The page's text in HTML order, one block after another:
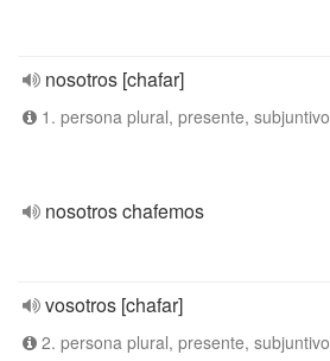
nosotros [chafar]
1. persona plural, presente, subjuntivo
nosotros chafemos
vosotros [chafar]
2. persona plural, presente, subjuntivo